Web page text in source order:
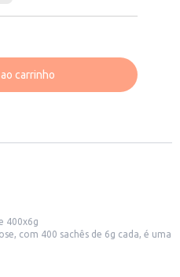
carrinho
400x6g
com 400 sachês de 6g cada, é uma
o adoçante União Sucralose